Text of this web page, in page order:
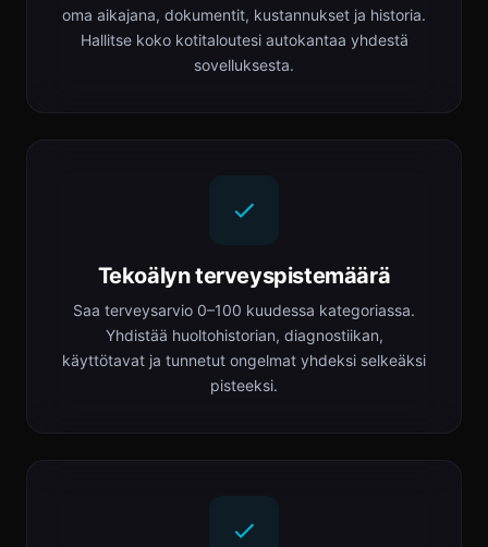
oma aikajana, dokumentit, kustannukset ja historia.
Hallitse koko kotitaloutesi autokantaa yhdestä
sovelluksesta.
Tekoälyn terveyspistemäärä
Saa terveysarvio 0–100 kuudessa kategoriassa.
Yhdistää huoltohistorian, diagnostiikan,
käyttötavat ja tunnetut ongelmat yhdeksi selkeäksi
pisteeksi.